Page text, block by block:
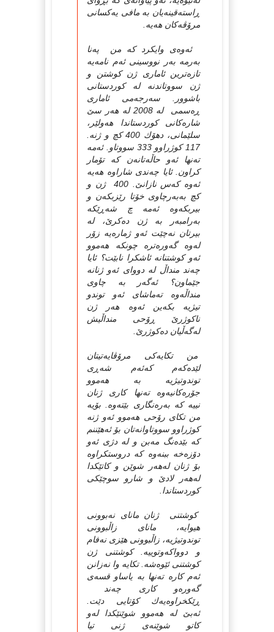
ڕاسته‌قینه‌یان به‌ مافی یه‌کسانی
مرۆڤه‌کان هه‌یه‌.
ئه‌وه‌ی وایکرد که‌ من په‌نا
به‌رمه‌ به‌ر نووسینی ئه‌م نامه‌یه‌
تازه‌ترین ئاماری ژن کوشتن و
ژن سووتاندنه‌ له‌ کوردستانی
باشوور. سه‌رجه‌می ئاماری
ڕه‌سمی له‌ 2008 له‌ هه‌ر ‌سێ
شاره‌کانی کوردستاندا هه‌ولێر،
سلێمانی، دهۆك 400 کچ و ژنه‌.
117 کوژراوو 333 سووتاو. ئه‌مه‌
ته‌نها ئه‌و حاڵه‌تانه‌ن که‌ تۆمار
کراون. ئایا چه‌ندی شاراوه‌ هه‌یه‌
ئه‌وه‌ که‌س نازانێ. 400 ژن و
کچ به‌به‌رچاوی خۆتا رێزبکه‌ن و
بیربکه‌وه‌ ئه‌مه‌ چ شه‌ڕێکه‌
به‌رامبه‌ر به‌ ژن ده‌کرێ، له‌
بیرتان نه‌چێت ئه‌و ژماره‌یه‌ زۆر
له‌وه‌ گه‌وره‌تره‌ چونکه‌ هه‌موو
ئه‌و کوشتنانه‌ ئاشکرا نابێت؟ ئایا
چه‌ند منداڵ له‌ دووای ئه‌و ژنانه‌
جێماون؟ ئه‌گه‌ر به‌ چاوی
منداڵه‌وه‌ ته‌ماشای ئه‌و توندو
تیژیه‌ بکه‌ین ئه‌وه‌ هه‌ر ژن
ناکوژرێ ڕۆحی منداڵیش
له‌گه‌ڵیان ده‌کوژرێ.
من تکایه‌کی مرۆڤایه‌تیتان
لێده‌که‌م که‌ئه‌م شه‌ڕی
توندوتیژیه‌ به‌ هه‌موو
جۆره‌کانیه‌وه‌ ته‌نها کاری ژنان
نییه‌ که‌ به‌ره‌نگاری بێته‌وه‌. بۆیه‌
من تکای رۆحی هه‌موو ئه‌و ژنه‌
کوژراوو سووتاوانه‌تان بۆ ئه‌هێننم
که‌ بێده‌نگ مه‌بن و له‌ دژی ئه‌و
دۆزه‌خه‌ ببنه‌وه‌ که‌ دروستکراوه‌
بۆ ژنان له‌هه‌ر شوێن و کاتێکدا
له‌هه‌ر لادێ و شارو سوچێکی
کوردستاندا.
کوشتنی ژنان مانای نه‌بوونی
هیوایه‌، مانای زاڵبوونی
توندوتیژیه‌، زاڵبوونی هێزی نه‌فام
و دوواکه‌وتوییه‌. کوشتنی ژن
کوشتنی ئێوه‌شه‌. تکایه‌ وا نه‌زانن
ئه‌م کاره‌ ته‌نها به‌ یاساو قسه‌ی
گه‌وره‌و کاری چه‌ند
ڕێکخراوه‌یه‌ك کۆتایی دێت.
ئه‌بێ له‌ هه‌موو شوێنێکدا له‌و
کاتو شوێنه‌ی ژنی تیا